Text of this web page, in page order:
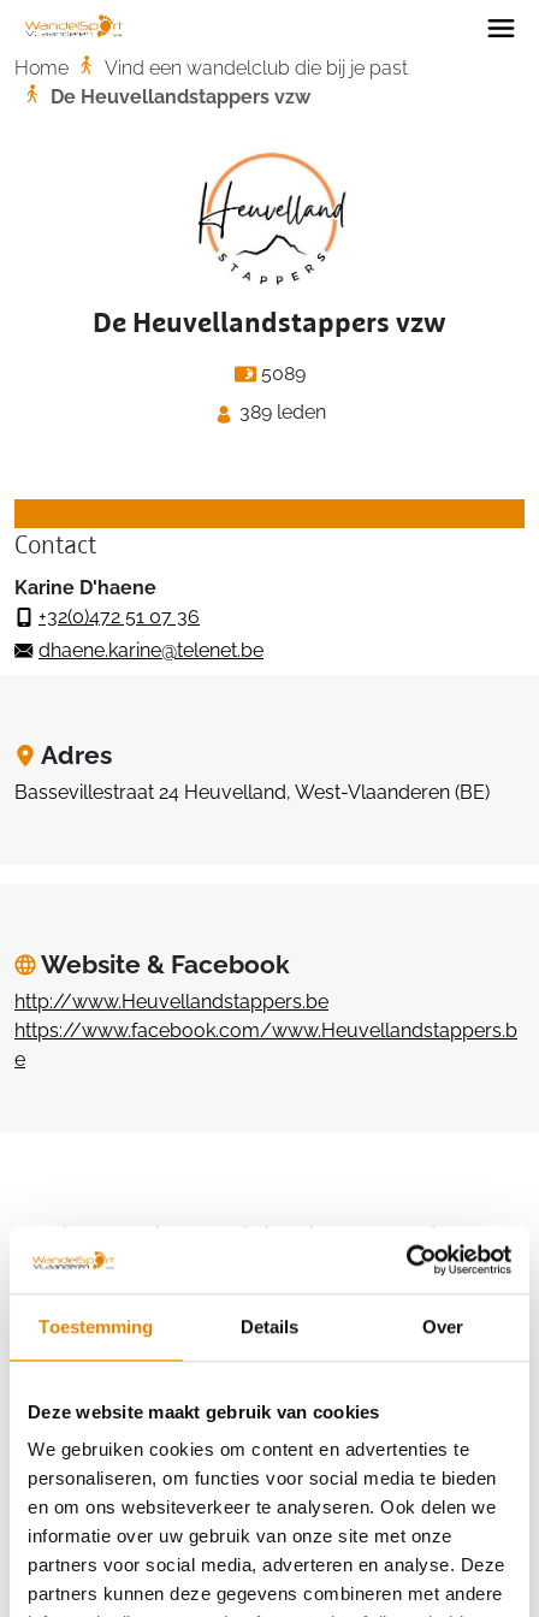
Toestemming Details Over
Deze website maakt gebruik van cookies
We gebruiken cookies om content en advertenties te
personaliseren, om functies voor social media te bieden
en om ons websiteverkeer te analyseren. Ook delen we
informatie over uw gebruik van onze site met onze
partners voor social media, adverteren en analyse. Deze
partners kunnen deze gegevens combineren met andere
Home
Vind een wandelclub die bij je past
De Heuvellandstappers vzw
De Heuvellandstappers vzw
5089
389 leden
Contact
Karine D'haene
+32(0)472 51 07 36
dhaene.karine@telenet.be
Adres
Bassevillestraat 24 Heuvelland, West-Vlaanderen (BE)
Website & Facebook
http://www.Heuvellandstappers.be
https://www.facebook.com/www.Heuvellandstappers.b
e
Aankomende wandeltochten van deze
7 km 10 km 15 km 20 km
25 km
35 km
42 km 55 km
Zaterdag 5 september 2026
Westouter (Heuvelland), West-Vlaanderen